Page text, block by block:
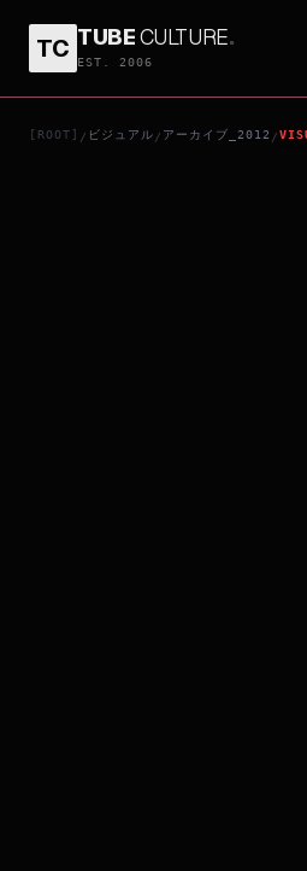
TC TUBECULTURE.
EST. 2006
[ROOT] / ビジュアル / アーカイブ_2012 /
劇場版 FAIRY TAIL 鳳凰の巫女